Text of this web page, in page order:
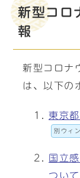
新型コロ
報
新型コロナ
は、以下の
東京
別ウィ
国立
ついて